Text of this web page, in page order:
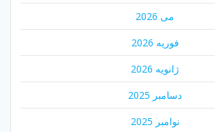
می 2026
فوریه 2026
ژانویه 2026
دسامبر 2025
نوامبر 2025